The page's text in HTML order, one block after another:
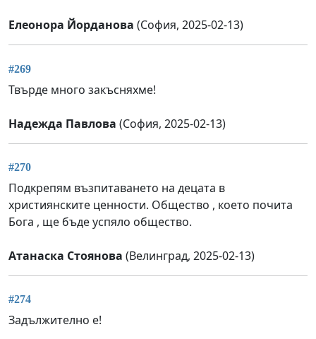
Елеонора Йорданова (София, 2025-02-13)
#269
Твърде много закъсняхме!
Надежда Павлова (София, 2025-02-13)
#270
Подкрепям възпитаването на децата в
християнските ценности. Общество , което почита
Бога , ще бъде успяло общество.
Атанаска Стоянова (Велинград, 2025-02-13)
#274
Задължително е!